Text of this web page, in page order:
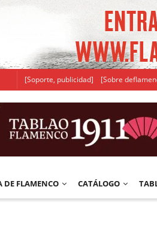
[Soporte, publicidad] [Sobre
DE FLAMENCO CATÁLOGO